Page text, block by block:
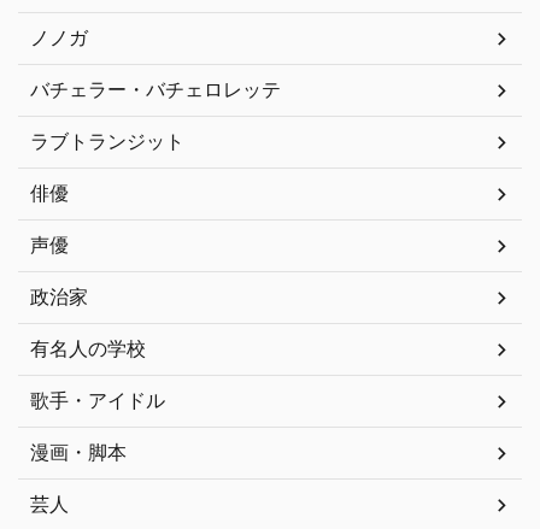
ノノガ
バチェラー・バチェロレッテ
ラブトランジット
俳優
声優
政治家
有名人の学校
歌手・アイドル
漫画・脚本
芸人